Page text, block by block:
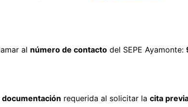
al número de contacto del SEPE Ayamonte:
documentación requerida al solicitar la cita